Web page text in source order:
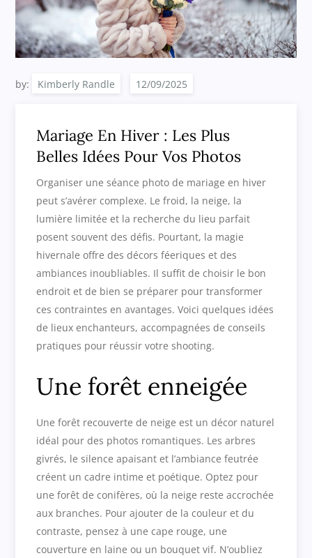
by: Kimberly Randle
Mariage En Hiver : Les Plus
Belles Idées Pour Vos Photos
Organiser une séance photo de mariage en hiver
peut s’avérer complexe. Le froid, la neige, la
lumière limitée et la recherche du lieu parfait
posent souvent des défis. Pourtant, la magie
hivernale offre des décors féeriques et des
ambiances inoubliables. Il suffit de choisir le bon
endroit et de bien se préparer pour transformer
ces contraintes en avantages. Voici quelques idées
de lieux enchanteurs, accompagnées de conseils
pratiques pour réussir votre shooting.
Une forêt enneigée
Une forêt recouverte de neige est un décor naturel
idéal pour des photos romantiques. Les arbres
givrés, le silence apaisant et l’ambiance feutrée
créent un cadre intime et poétique. Optez pour
une forêt de conifères, où la neige reste accrochée
aux branches. Pour ajouter de la couleur et du
contraste, pensez à une cape rouge, une
couverture en laine ou un bouquet vif. N’oubliez